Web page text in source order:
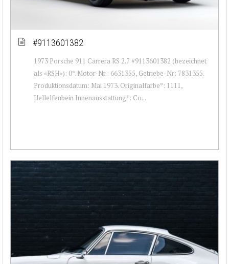
#9113601382
1973 Porsche 911 Carrera RS 2.7 #9113601382 (bezeichnet
als «RSH»): 0*. Motor-Nr.: 6631355, Getriebe-Nr: 7831355.
Produktionsdatum: Mai 1973. Originalfarbe*: 1111,
Hellelfenbein Innenausstattung*: Co...